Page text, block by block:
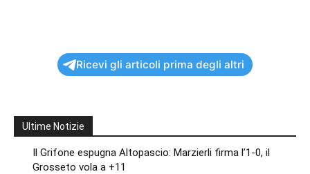
Ricevi gli articoli prima degli altri
Ultime Notizie
Il Grifone espugna Altopascio: Marzierli firma l’1-0, il
Grosseto vola a +11